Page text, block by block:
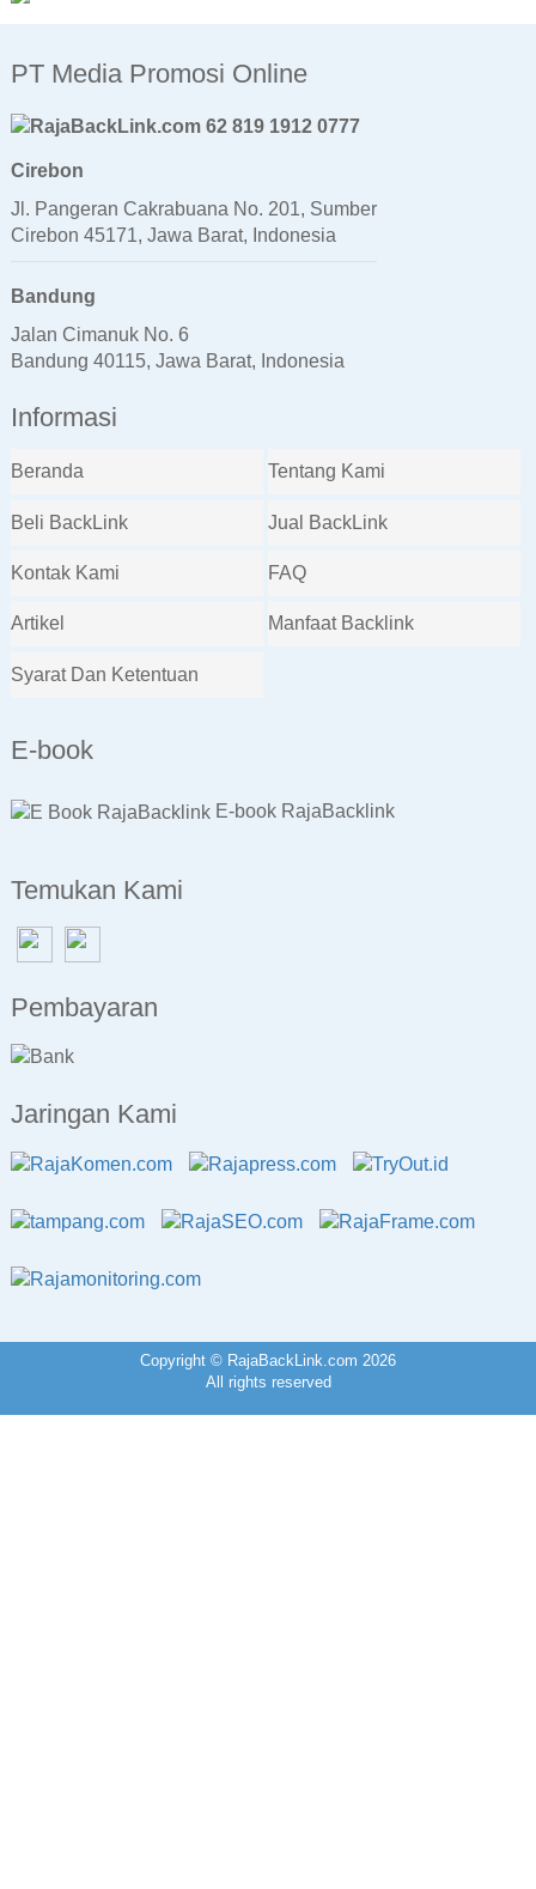
PT Media Promosi Online
62 819 1912 0777
Cirebon
Jl. Pangeran Cakrabuana No. 201, Sumber
Cirebon 45171, Jawa Barat, Indonesia
Bandung
Jalan Cimanuk No. 6
Bandung 40115, Jawa Barat, Indonesia
Informasi
Beranda Tentang Kami
Beli BackLink Jual BackLink
Kontak Kami FAQ
Artikel Manfaat Backlink
Syarat Dan Ketentuan
E-book
E-book RajaBacklink
Temukan Kami
Pembayaran
Jaringan Kami
Copyright © RajaBackLink.com 2026
All rights reserved